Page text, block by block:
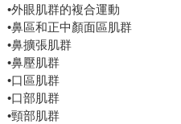
•外眼肌群的複合運動
•鼻區和正中顏面區肌群
•鼻擴張肌群
•鼻壓肌群
•口區肌群
•口部肌群
•頸部肌群